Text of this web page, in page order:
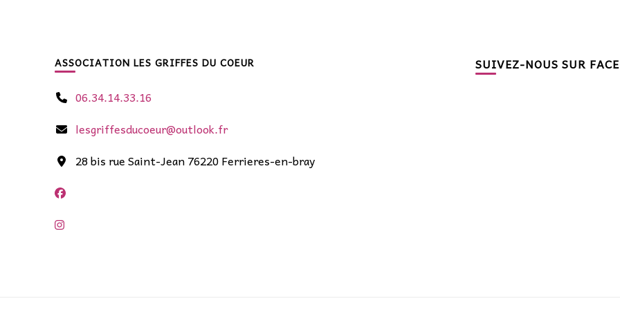
ASSOCIATION LES GRIFFES DU COEUR
06.34.14.33.16
lesgriffesducoeur@outlook.fr
28 bis rue Saint-Jean 76220 Ferrieres-en-bray
SUIVEZ-NOUS SUR